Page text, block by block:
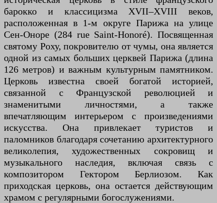
барокко и классицизма XVII–XVIII веков,
расположенная в 1-м округе Парижа на улице
Сен-Оноре (284 rue Saint-Honoré). Посвященная
святому Роху, покровителю от чумы, она является
одной из самых больших церквей Парижа (длина
126 метров) и важным культурным памятником.
Церковь известна своей богатой историей,
связанной с Французской революцией и
знаменитыми личностями, а также
впечатляющим интерьером с произведениями
искусства. Она привлекает туристов и
паломников благодаря сочетанию архитектурного
великолепия, художественных сокровищ и
музыкального наследия, включая связь с
композитором Гектором Берлиозом. Как
приходская церковь, она остается действующим
храмом с регулярными богослужениями.